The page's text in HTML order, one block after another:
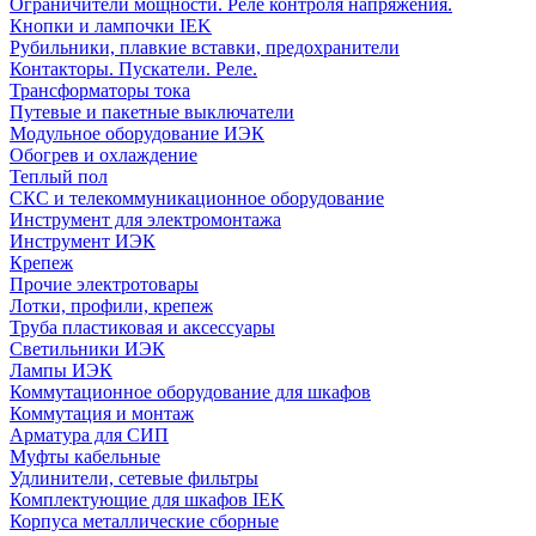
Кнопки и лампочки IEK
Рубильники, плавкие вставки, предохранители
Контакторы. Пускатели. Реле.
Трансформаторы тока
Путевые и пакетные выключатели
Модульное оборудование ИЭК
Обогрев и охлаждение
Теплый пол
СКС и телекоммуникационное оборудование
Инструмент для электромонтажа
Инструмент ИЭК
Крепеж
Прочие электротовары
Лотки, профили, крепеж
Труба пластиковая и аксессуары
Светильники ИЭК
Лампы ИЭК
Коммутационное оборудование для шкафов
Коммутация и монтаж
Арматура для СИП
Муфты кабельные
Удлинители, сетевые фильтры
Комплектующие для шкафов IEK
Корпуса металлические сборные